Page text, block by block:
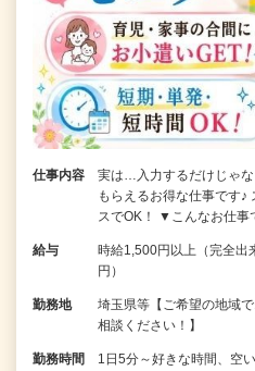
仕事内容
実は…入力するだけじゃ
もらえるお得な仕事です♪
スでOK！ ▼こんなお仕
給与
時給1,500円以上（完全出
円）
勤務地
埼玉県等【ご希望の地域
相談ください！】
勤務時間
1日5分～好きな時間、空